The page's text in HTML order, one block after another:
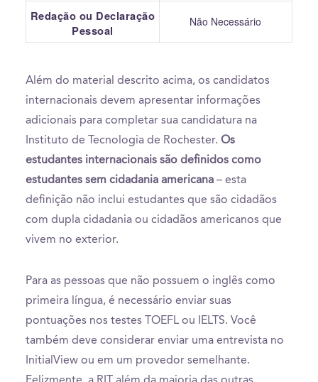
Redação ou Declaração
Pessoal
Não Necessário
Além do material descrito acima, os candidatos
internacionais devem apresentar informações
adicionais para completar sua candidatura na
Instituto de Tecnologia de Rochester. Os
estudantes internacionais são definidos como
estudantes sem cidadania americana – esta
definição não inclui estudantes que são cidadãos
com dupla cidadania ou cidadãos americanos que
vivem no exterior.
Para as pessoas que não possuem o inglês como
primeira língua, é necessário enviar suas
pontuações nos testes TOEFL ou IELTS. Você
também deve considerar enviar uma entrevista no
InitialView ou em um provedor semelhante.